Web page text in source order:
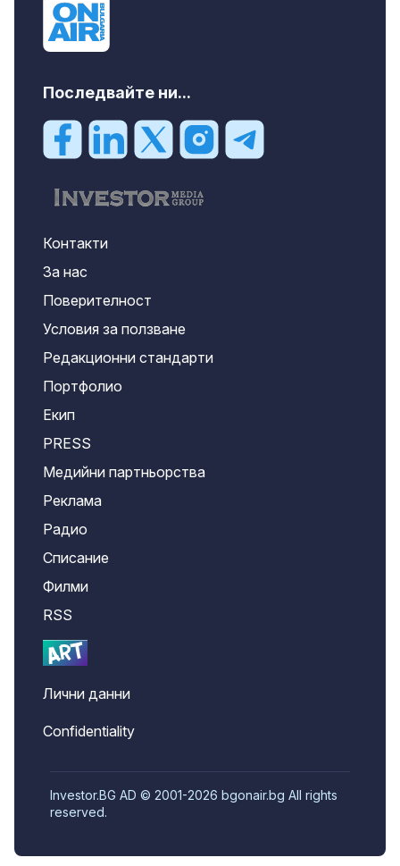
Последвайте ни...
Контакти
За нас
Поверителност
Условия за ползване
Редакционни стандарти
Портфолио
Екип
PRESS
Медийни партньорства
Реклама
Радио
Списание
Филми
RSS
Лични данни
Confidentiality
Investor.BG AD © 2001-2026 bgonair.bg All rights
reserved.